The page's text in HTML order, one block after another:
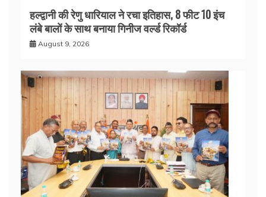
हल्द्वानी की रेणु धारियाल ने रचा इतिहास, 8 फीट 10 इंच
लंबे बालों के साथ बनाया गिनीज वर्ल्ड रिकॉर्ड
August 9, 2026